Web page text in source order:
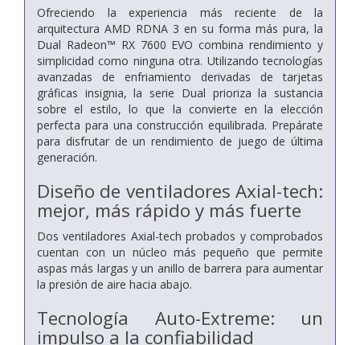
Ofreciendo la experiencia más reciente de la
arquitectura AMD RDNA 3 en su forma más pura, la
Dual Radeon™ RX 7600 EVO combina rendimiento y
simplicidad como ninguna otra. Utilizando tecnologías
avanzadas de enfriamiento derivadas de tarjetas
gráficas insignia, la serie Dual prioriza la sustancia
sobre el estilo, lo que la convierte en la elección
perfecta para una construcción equilibrada. Prepárate
para disfrutar de un rendimiento de juego de última
generación.
Diseño de ventiladores Axial-tech:
mejor, más rápido y más fuerte
Dos ventiladores Axial-tech probados y comprobados
cuentan con un núcleo más pequeño que permite
aspas más largas y un anillo de barrera para aumentar
la presión de aire hacia abajo.
Tecnología Auto-Extreme: un
impulso a la confiabilidad